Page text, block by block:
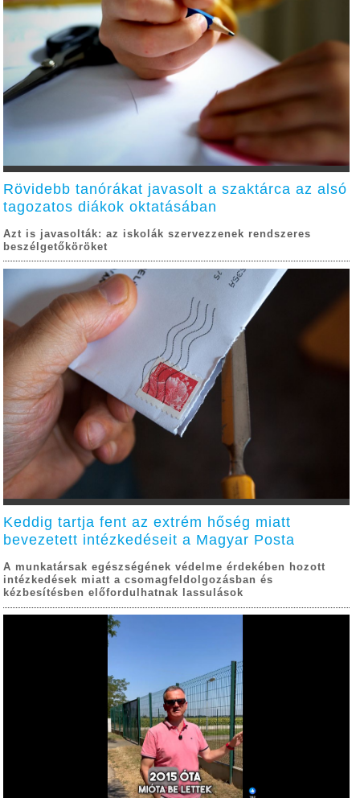
Rövidebb tanórákat javasolt a szaktárca az alsó
tagozatos diákok oktatásában
Azt is javasolták: az iskolák szervezzenek rendszeres
beszélgetőköröket
Keddig tartja fent az extrém hőség miatt
bevezetett intézkedéseit a Magyar Posta
A munkatársak egészségének védelme érdekében hozott
intézkedések miatt a csomagfeldolgozásban és
kézbesítésben előfordulhatnak lassulások